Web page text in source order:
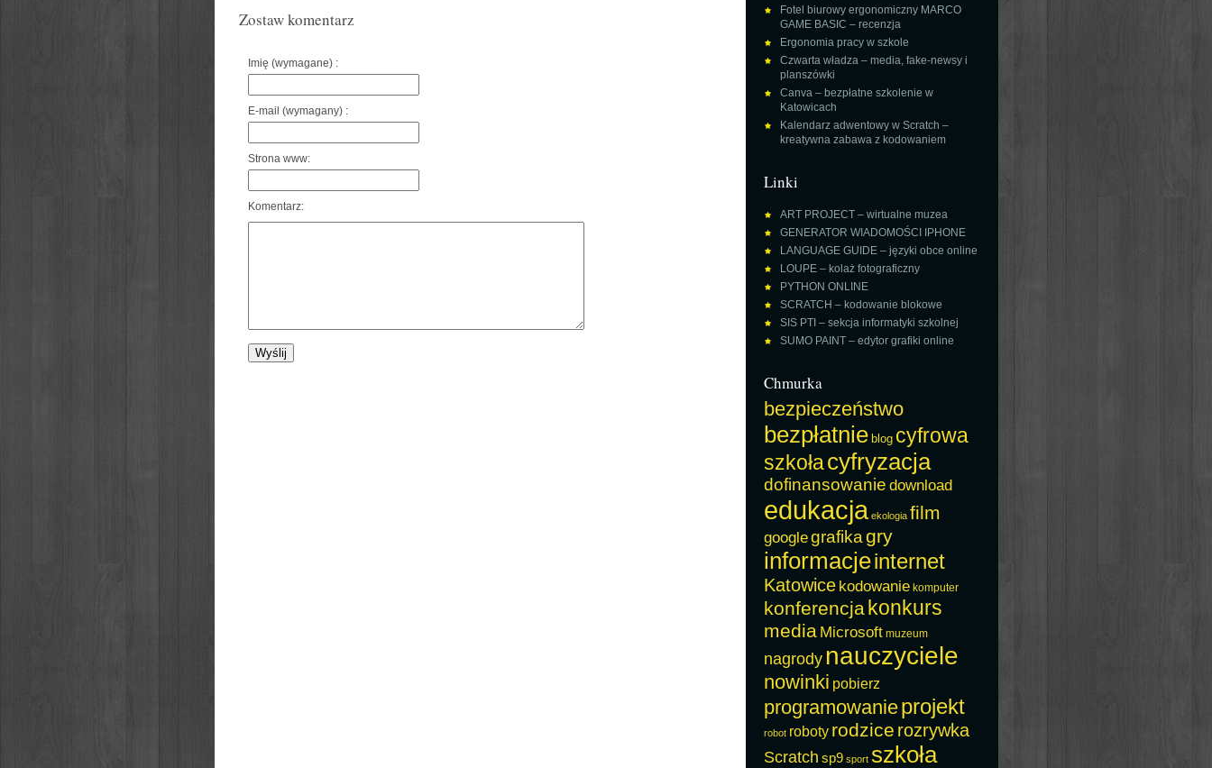
Zostaw komentarz
Imię (wymagane) :
E-mail (wymagany) :
Strona www:
Komentarz:
Fotel biurowy ergonomiczny MARCO
GAME BASIC – recenzja
Ergonomia pracy w szkole
Czwarta władza – media, fake-newsy i
planszówki
Canva – bezpłatne szkolenie w
Katowicach
Kalendarz adwentowy w Scratch –
kreatywna zabawa z kodowaniem
Linki
ART PROJECT – wirtualne muzea
GENERATOR WIADOMOŚCI IPHONE
LANGUAGE GUIDE – języki obce online
LOUPE – kolaż fotograficzny
PYTHON ONLINE
SCRATCH – kodowanie blokowe
SIS PTI – sekcja informatyki szkolnej
SUMO PAINT – edytor grafiki online
Chmurka
bezpieczeństwo
bezpłatnie blog cyfrowa
szkołacyfryzacja
dofinansowanie download
edukacja ekologia film
googlegrafikagry
informacjeinternet
Katowice kodowanie komputer
konferencjakonkurs
media Microsoft muzeum
nagrody nauczyciele
nowinki pobierz
programowanieprojekt
robot roboty rodzice rozrywka
Scratch sp9 sport szkoła